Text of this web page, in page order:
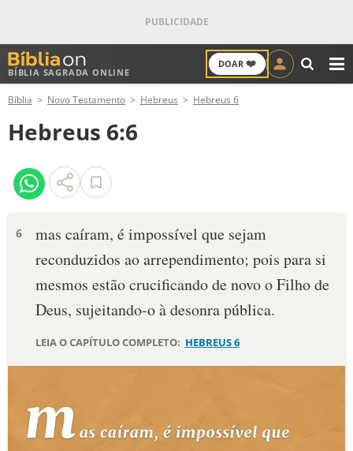
BÍBLIA SAGRADA ONLINE
DOAR ❤️
ANTIGO TESTAMENTO
NOVO TESTAMENTO
VERSÍCULOS
PALAVRA DO DIA
SALMO DO DIA
DEVOCIONAL DIÁRIO
ESTUDOS BÍBLICOS
Bíblia Novo Testamento Hebreus Hebreus 6
Hebreus 6:6
6
mas caíram, é impossível que sejam
reconduzidos ao arrependimento; pois para si
mesmos estão crucificando de novo o Filho de
Deus, sujeitando-o à desonra pública.
LEIA O CAPÍTULO COMPLETO: HEBREUS 6